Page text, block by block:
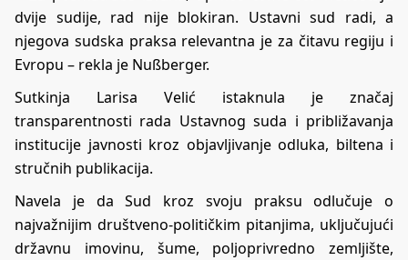
dvije sudije, rad nije blokiran. Ustavni sud radi, a
njegova sudska praksa relevantna je za čitavu regiju i
Evropu – rekla je Nußberger.
Sutkinja Larisa Velić istaknula je značaj
transparentnosti rada Ustavnog suda i približavanja
institucije javnosti kroz objavljivanje odluka, biltena i
stručnih publikacija.
Navela je da Sud kroz svoju praksu odlučuje o
najvažnijim društveno-političkim pitanjima, uključujući
državnu imovinu, šume, poljoprivredno zemljište,